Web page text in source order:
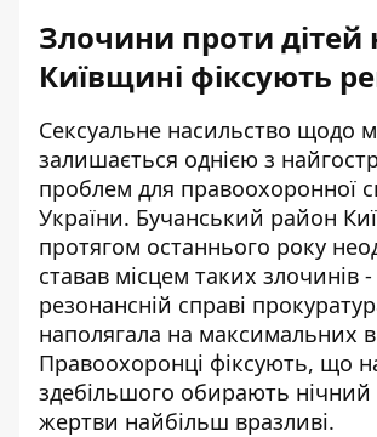
Злочини проти дітей
Київщині фіксують
Сексуальне насильство щодо
залишається однією з
проблем для правоохоронної
України. Бучанський район
протягом останнього року
ставав місцем таких злочинів -
резонансній справі
наполягала на максимальних
Правоохоронці фіксують, що
здебільшого обирають нічний
жертви найбільш вразливі.